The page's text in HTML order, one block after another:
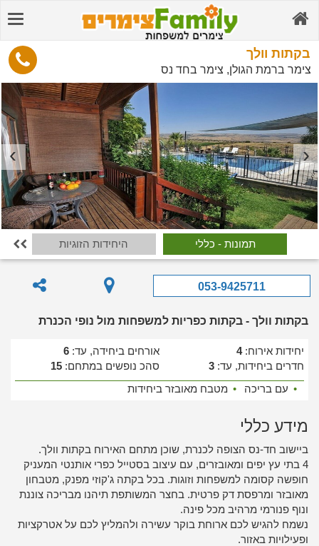
בקתות וולך
צימר ברמת הגולן, צימר בחד נס
תמונות - כללי היחידות הזוגיות 
053-9425711
בקתות וולך - בקתות כפריות למשפחות מול נופי הכנרת
יחידות אירוח:4 אורחים ביחידה, עד: 6
חדרים ביחידות, עד: 3 סהכ נופשים במתחם: 15
• עם בריכה • מטבח מאובזר ביחידות
מידע כללי
ביישוב חד-נס הצופה לכנרת, שוכן מתחם האירוח בקתות וולך.
4 בתי עץ יפים ומאובזרים, עם עיצוב בסטייל כפרי אותנטי המעניק
חופשה קסומה למשפחות וזוגות. בכל בקתה ג'קוזי מפנק, מטבחון
מאובזר ומרפסת דק פרטית. בחצר המשותפת תיהנו מבריכה צוננת
ונוף פנורמי מרהיב מכל פינה.
נשמח להגיש לכם ארוחת בוקר עשירה ולהמליץ לכם על אטרקציות
ופעילויות באזור.